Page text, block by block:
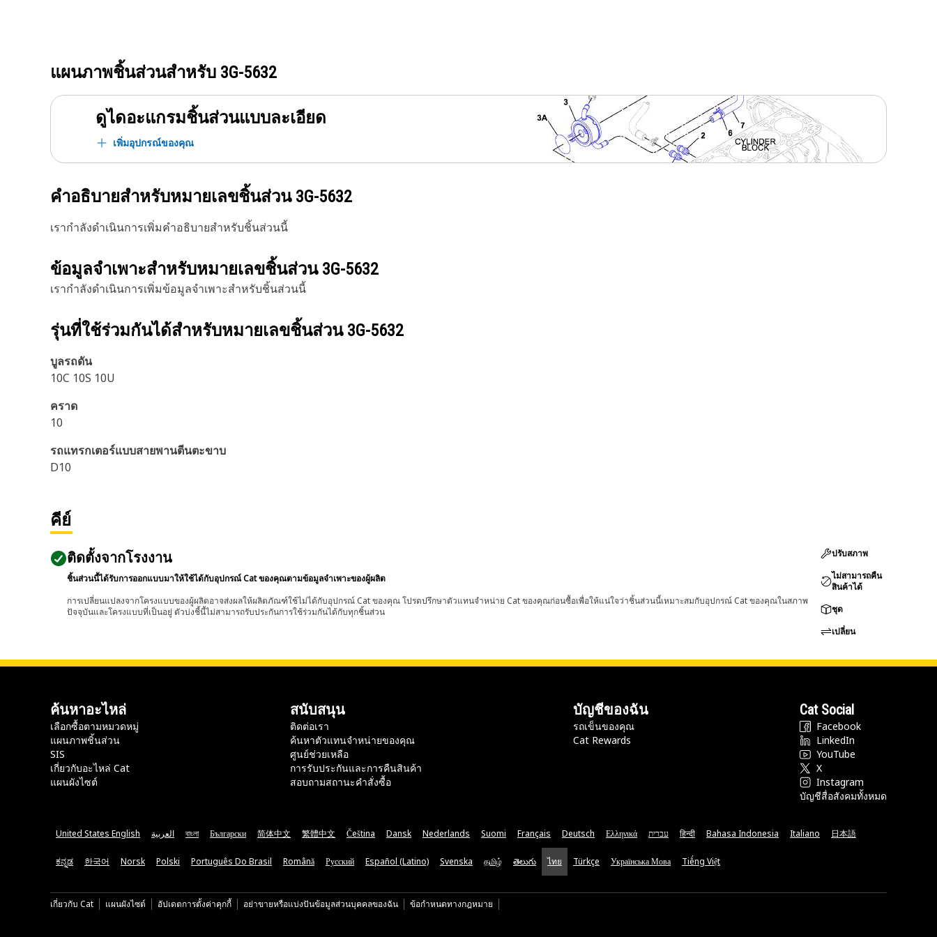
แผนภาพชิ้นส่วนสำหรับ 3G-5632
ดูไดอะแกรมชิ้นส่วนแบบละเอียด
เพิ่มอุปกรณ์ของคุณ
คำอธิบายสำหรับหมายเลขชิ้นส่วน 3G-5632
เรากำลังดำเนินการเพิ่มคำอธิบายสำหรับชิ้นส่วนนี้
ข้อมูลจำเพาะสำหรับหมายเลขชิ้นส่วน 3G-5632
เรากำลังดำเนินการเพิ่มข้อมูลจำเพาะสำหรับชิ้นส่วนนี้
รุ่นที่ใช้ร่วมกันได้สำหรับหมายเลขชิ้นส่วน 3G-5632
บูลรถดัน
10C 10S 10U
คราด
10
รถแทรกเตอร์แบบสายพานตีนตะขาบ
D10
คีย์
ติดตั้งจากโรงงาน
ชิ้นส่วนนี้ได้รับการออกแบบมาให้ใช้ได้กับอุปกรณ์ Cat ของคุณตามข้อมูลจำเพาะของผู้ผลิต
การเปลี่ยนแปลงจากโครงแบบของผู้ผลิตอาจส่งผลให้ผลิตภัณฑ์ใช้ไม่ได้กับอุปกรณ์ Cat ของคุณ โปรดปรึกษาตัวแทนจำหน่าย Cat ของคุณก่อนซื้อเพื่อให้แน่ใจว่าชิ้นส่วนนี้เหมาะสมกับอุปกรณ์ Cat ของคุณในสภาพ
ปัจจุบันและโครงแบบที่เป็นอยู่ ตัวบ่งชี้นี้ไม่สามารถรับประกันการใช้ร่วมกันได้กับทุกชิ้นส่วน
ปรับสภาพ
ไม่สามารถคืน
สินค้าได้
ชุด
เปลี่ยน
ค้นหาอะไหล่
เลือกซื้อตามหมวดหมู่
แผนภาพชิ้นส่วน
SIS
เกี่ยวกับอะไหล่ Cat
แผนผังไซต์
สนับสนุน
ติดต่อเรา
ค้นหาตัวแทนจำหน่ายของคุณ
ศูนย์ช่วยเหลือ
การรับประกันและการคืนสินค้า
สอบถามสถานะคำสั่งซื้อ
บัญชีของฉัน
รถเข็นของคุณ
Cat Rewards
Cat Social
Facebook
LinkedIn
YouTube
X
Instagram
บัญชีสื่อสังคมทั้งหมด
United States English العربية বাংলা Български 简体中文 繁體中文 Čeština Dansk Nederlands Suomi Français Deutsch Ελληνικά עברית हिन्दी Bahasa Indonesia Italiano 日本語
ಕನ್ನಡ 한국어 Norsk Polski Português Do Brasil Română Русский Español (Latino) Svenska தமிழ் తెలుగు ไทย Türkçe Українська Мова Tiếng Việt
เกี่ยวกับ Cat แผนผังไซต์ อัปเดตการตั้งค่าคุกกี้ อย่าขายหรือแบ่งปันข้อมูลส่วนบุคคลของฉัน ข้อกำหนดทางกฎหมาย